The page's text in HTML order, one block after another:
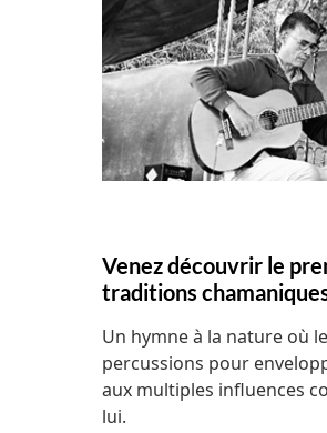
Venez découvrir le
traditions
Un hymne à la nature où
percussions pour
aux multiples influences
lui.